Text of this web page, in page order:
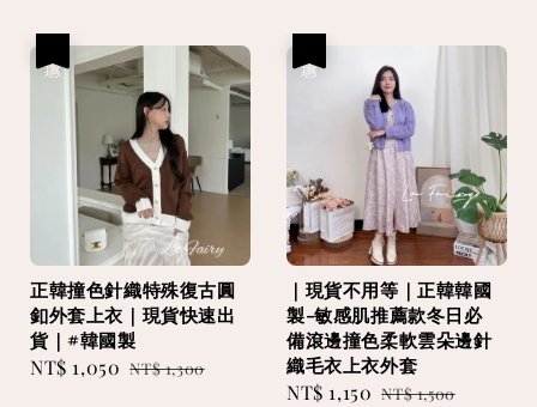
正韓撞色針織特殊復古圓
釦外套上衣｜現貨快速出
貨｜#韓國製
Sale
NT$ 1,050 Regular
NT$ 1,300
｜現貨不用等｜正韓韓國
製-敏感肌推薦款冬日必
備滾邊撞色柔軟雲朵邊針
織毛衣上衣外套
Sale
NT$ 1,150 Regular
NT$ 1,500